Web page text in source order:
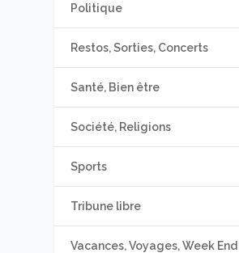
Politique
Restos, Sorties, Concerts
Santé, Bien être
Société, Religions
Sports
Tribune libre
Vacances, Voyages, Week End